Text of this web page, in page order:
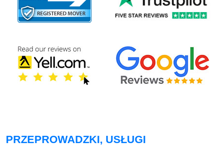
PRZEPROWADZKI, USŁUGI